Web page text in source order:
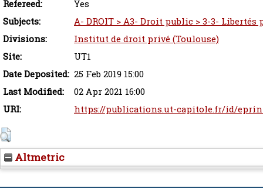
Refereed:
Yes
Subjects:
A- DROIT > A3- Droit public > 3-3- Libertés
Divisions:
Institut de droit privé (Toulouse)
Site:
UT1
Date Deposited: 25 Feb 2019 15:00
Last Modified:
02 Apr 2021 16:00
URI:
https://publications.ut-capitole.fr/id/
Altmetric